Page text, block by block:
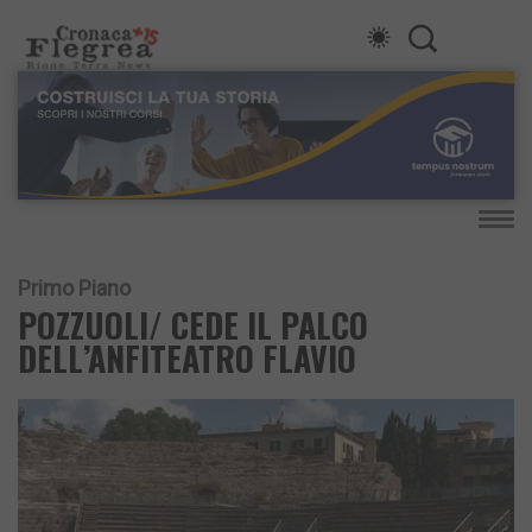
Primo Piano
POZZUOLI/ CEDE IL PALCO
DELL’ANFITEATRO FLAVIO